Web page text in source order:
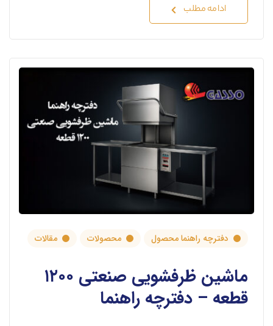
ادامه مطلب
دفترچه راهنما محصول محصولات مقالات
ماشین ظرفشویی صنعتی ۱۲۰۰
قطعه – دفترچه راهنما